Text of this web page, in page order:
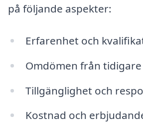
på följande aspekter:
Erfarenhet och
Omdömen från
Tillgänglighet och
Kostnad och